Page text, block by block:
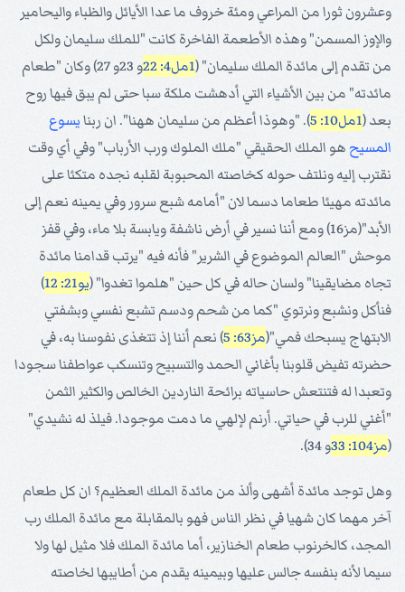
وعشرون ثورا من المراعي ومئة خروف ما عدا الأيائل والظباء واليحامير
والإوز المسمن" وهذه الأطعمة الفاخرة كانت "للملك سليمان ولكل
من تقدم إلى مائدة الملك سليمان" (1مل4: 22
و 23و 27) وكان "طعام
مائدته" من بين الأشياء التي أدهشت ملكة سبا حتى لم يبق فيها روح
بعد (1مل10: 5 ). "وهوذا أعظم من سليمان ههنا". ان ربنايسوع
المسيح هو الملك الحقيقي "ملك الملوك ورب الأرباب" وفي أي وقت
نقترب إليه ونلتف حوله كخاصته المحبوبة لقلبه نجده متكئا على
مائدته مهيئا طعاما دسما لان "أمامه شبع سرور وفي يمينه نعم إلى
الأبد"(مز16) ومع أننا نسير في أرض ناشفة ويابسة بلا ماء، وفي قفز
موحش "العالم الموضوع في الشرير" فأنه فيه "يرتب قدامنا مائدة
تجاه مضايقينا" ولسان حاله في كل حين "هلموا تغدوا" (يو21: 12
)
فنأكل ونشبع ونرتوي "كما من شحم ودسم تشبع نفسي وبشفتي
الابتهاج يسبحك فمي"(مز63: 5
) نعم أننا إذ تتغذى نفوسنا به، في
حضرته تفيض قلوبنا بأغاني الحمد والتسبيح وتنسكب عواطفنا سجودا
وتعبدا له فتنتعش حاسياته برائحة الناردين الخالص والكثير الثمن
"أغني للرب في حياتي. أرنم لإلهي ما دمت موجودا. فيلذ له نشيدي"
(مز104: 33 و 34).
وهل توجد مائدة أشهى وألذ من مائدة الملك العظيم؟ ان كل طعام
آخر مهما كان شهيا في نظر الناس فهو بالمقابلة مع مائدة الملك رب
المجد، كالخرنوب طعام الخنازير، أما مائدة الملك فلا مثيل لها ولا
سيما لأنه بنفسه جالس عليها وبيمينه يقدم من أطايبها لخاصته